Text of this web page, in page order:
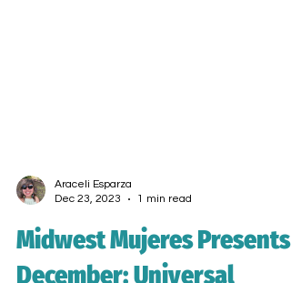
1 min read
Midwest Mujeres Presents